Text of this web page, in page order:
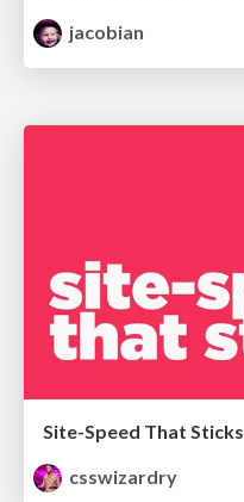
jacobian
Site-Speed That Sticks
csswizardry